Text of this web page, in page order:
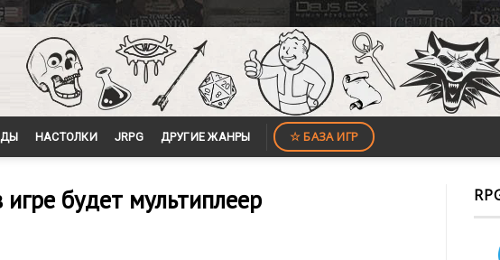
НАСТОЛКИ JRPG ДРУГИЕ ЖАНРЫ ☆ БАЗА ИГР
будет мультиплеер